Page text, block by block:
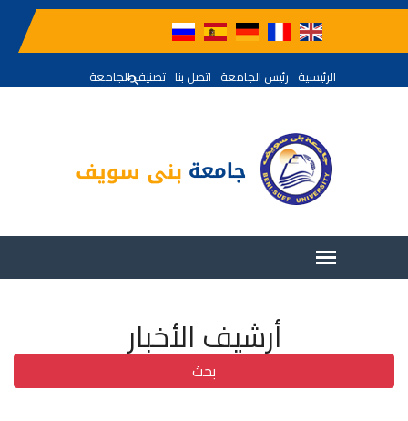
الرئيسية رئيس الجامعة اتصل بنا تصنيف الجامعة
أرشيف الأخبار